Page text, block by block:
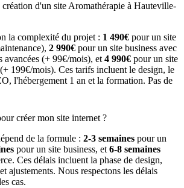
d'un site Aromathérapie à Hauteville-
la complexité du projet : 1 490€ pour un site
2 990€ pour un site business avec
(+ 99€/mois), et 4 990€ pour un site
199€/mois). Ces tarifs incluent le design, le
l'hébergement 1 an et la formation. Pas de
créer mon site internet ?
de la formule : 2-3 semaines pour un
pour un site business, et 6-8 semaines
Ces délais incluent la phase de design,
ajustements. Nous respectons les délais
cas.